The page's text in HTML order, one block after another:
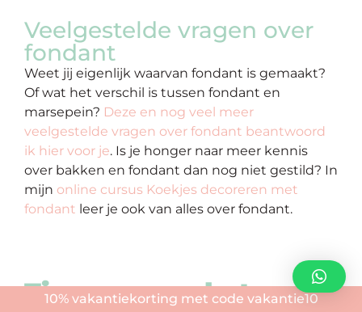
10% vakantiekorting met code vakantie10
Veelgestelde vragen over
fondant
Weet jij eigenlijk waarvan fondant is gemaakt?
Of wat het verschil is tussen fondant en
marsepein? Deze en nog veel meer
veelgestelde vragen over fondant beantwoord
ik hier voor je. Is je honger naar meer kennis
over bakken en fondant dan nog niet gestild? In
mijn online cursus Koekjes decoreren met
fondant leer je ook van alles over fondant.
Tips voor na het